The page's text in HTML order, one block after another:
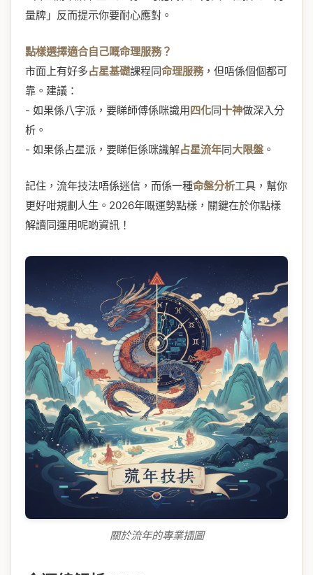
量牌」反而提示你要耐心應對。
點樣選擇適合自己嘅命理服務？
市面上有好多占星基礎課程同命理服務，但唔係個個都可
靠。建議：
- 如果係八字派，要睇師傅係咪識用四化同十神做深入分
析。
- 如果係占星派，要睇佢係咪識解占星流年同大限盤 。
記住，流年技法唔係迷信，而係一種命盤分析工具，幫你
更好咁規劃人生。2026年嘅運勢點樣，關鍵在於你點樣
解讀同運用呢啲資訊！
關於流年的專業插圖